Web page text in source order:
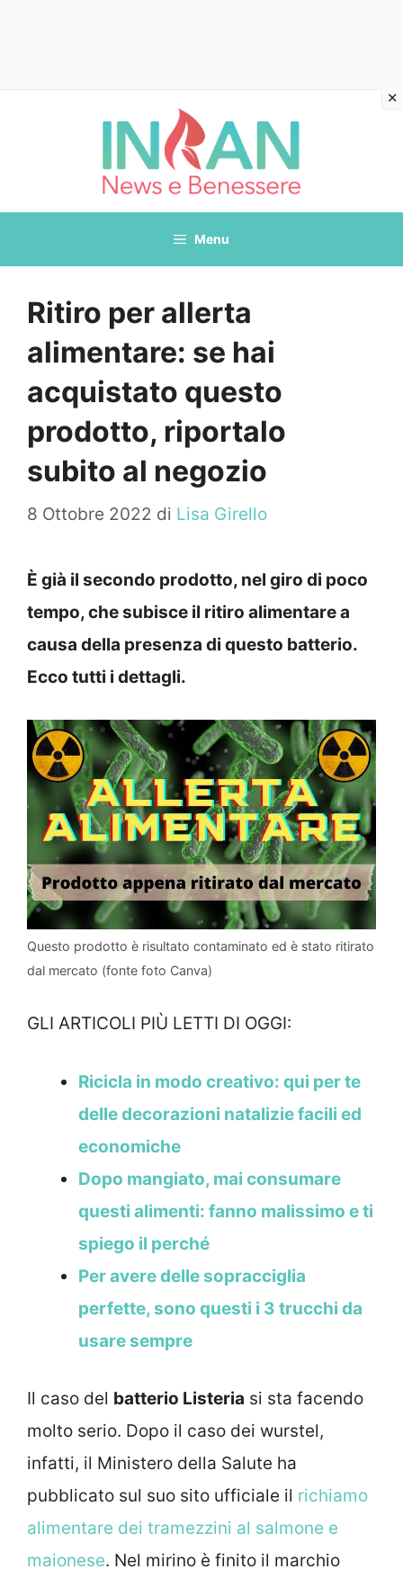
Menu
Ritiro per allerta
alimentare: se hai
acquistato questo
prodotto, riportalo
subito al negozio
8 Ottobre 2022 di Lisa Girello
È già il secondo prodotto, nel giro di poco
tempo, che subisce il ritiro alimentare a
causa della presenza di questo batterio.
Ecco tutti i dettagli.
Questo prodotto è risultato contaminato ed è stato ritirato
dal mercato (fonte foto Canva)
GLI ARTICOLI PIÙ LETTI DI OGGI:
Ricicla in modo creativo: qui per te
delle decorazioni natalizie facili ed
economiche
Dopo mangiato, mai consumare
questi alimenti: fanno malissimo e ti
spiego il perché
Per avere delle sopracciglia
perfette, sono questi i 3 trucchi da
usare sempre
Il caso del batterio Listeria si sta facendo
molto serio. Dopo il caso dei wurstel,
infatti, il Ministero della Salute ha
pubblicato sul suo sito ufficiale il richiamo
alimentare dei tramezzini al salmone e
maionese. Nel mirino è finito il marchio